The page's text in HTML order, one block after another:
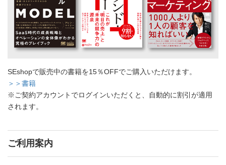
SEshopで販売中の書籍を15％OFFでご購入いただけます。
＞＞書籍
※ご契約アカウントでログインいただくと、自動的に割引が適用
されます。
ご利用案内